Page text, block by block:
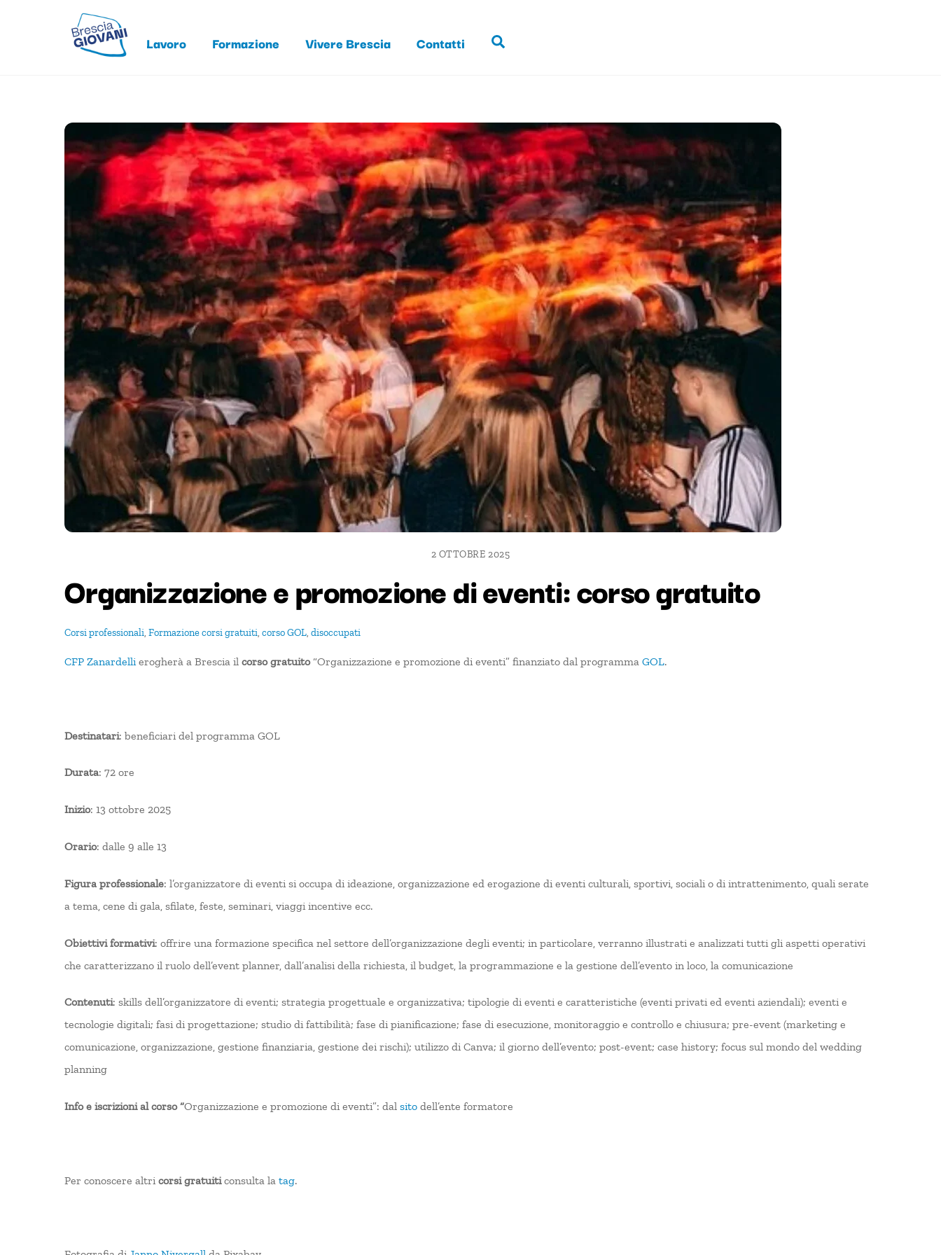
Lavoro Formazione Vivere Brescia Contatti
2 OTTOBRE 2025
Organizzazione e promozione di eventi: corso gratuito
Corsi professionali, Formazionecorsi gratuiti, corso GOL, disoccupati
CFP Zanardellierogherà a Brescia il corso gratuito“Organizzazione e promozione di eventi” finanziato dal programma GOL.
Destinatari: beneficiari del programma GOL
Durata: 72 ore
Inizio: 13 ottobre 2025
Orario: dalle 9 alle 13
Figura professionale: l’organizzatore di eventi si occupa di ideazione, organizzazione ed erogazione di eventi culturali, sportivi, sociali o di intrattenimento, quali serate
a tema, cene di gala, sfilate, feste, seminari, viaggi incentive ecc.
Obiettivi formativi: offrire una formazione specifica nel settore dell’organizzazione degli eventi; in particolare, verranno illustrati e analizzati tutti gli aspetti operativi
che caratterizzano il ruolo dell’event planner, dall’analisi della richiesta, il budget, la programmazione e la gestione dell’evento in loco, la comunicazione
Contenuti: skills dell’organizzatore di eventi; strategia progettuale e organizzativa; tipologie di eventi e caratteristiche (eventi privati ed eventi aziendali); eventi e
tecnologie digitali; fasi di progettazione; studio di fattibilità; fase di pianificazione; fase di esecuzione, monitoraggio e controllo e chiusura; pre-event (marketing e
comunicazione, organizzazione, gestione finanziaria, gestione dei rischi); utilizzo di Canva; il giorno dell’evento; post-event; case history; focus sul mondo del wedding
planning
Info e iscrizioni al corso “Organizzazione e promozione di eventi”: dal sito dell’ente formatore
Per conoscere altri corsi gratuiticonsulta la tag.